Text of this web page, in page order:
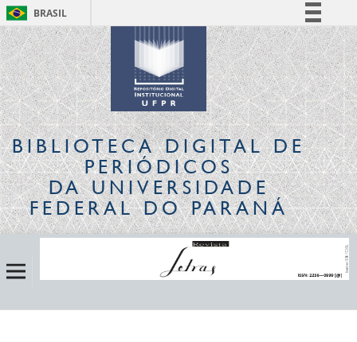
BRASIL
Simplifique!
Comunica BR
Participe
Acesso à informação
Legislação
Canais
BIBLIOTECA DIGITALDE
PERIÓDICOS
DA UNIVERSIDADE
FEDERAL DO PARANÁ